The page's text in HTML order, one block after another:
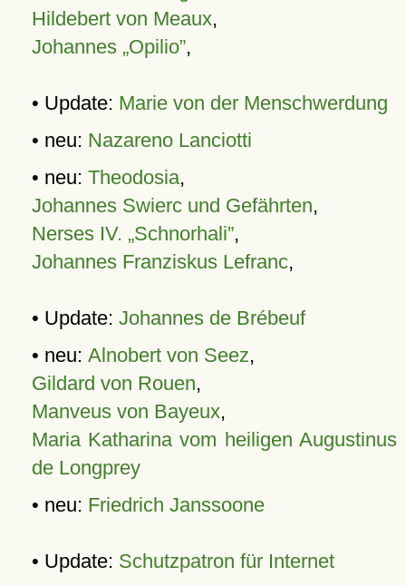
Hildebert von Meaux,
Johannes „Opilio”,
• Update: Marie von der Menschwerdung
• neu: Nazareno Lanciotti
• neu: Theodosia,
Johannes Swierc und Gefährten,
Nerses IV. „Schnorhali”,
Johannes Franziskus Lefranc,
• Update: Johannes de Brébeuf
• neu: Alnobert von Seez,
Gildard von Rouen,
Manveus von Bayeux,
Maria Katharina vom heiligen Augustinus
de Longprey
• neu: Friedrich Janssoone
• Update: Schutzpatron für Internet